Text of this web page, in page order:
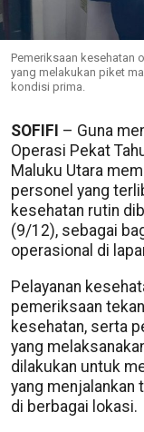
Pemeriksaan kesehatan
yang melakukan piket
kondisi prima.
SOFIFI – Guna
Operasi Pekat
Maluku Utara
personel yang
kesehatan rutin
(9/12), sebagai
operasional di
Pelayanan
pemeriksaan
kesehatan, serta
yang
dilakukan untuk
yang menjalankan
di berbagai lokasi.